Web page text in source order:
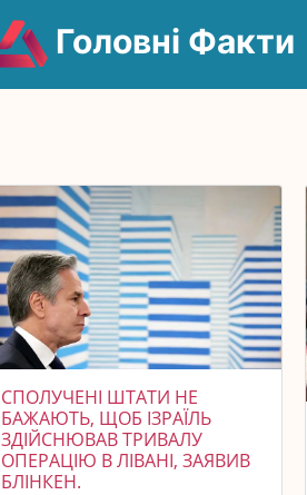
Головні Факти
СПОЛУЧЕНІ ШТАТИ НЕ
БАЖАЮТЬ, ЩОБ ІЗРАЇЛЬ
ЗДІЙСНЮВАВ ТРИВАЛУ
ОПЕРАЦІЮ В ЛІВАНІ, ЗАЯВИВ
БЛІНКЕН.